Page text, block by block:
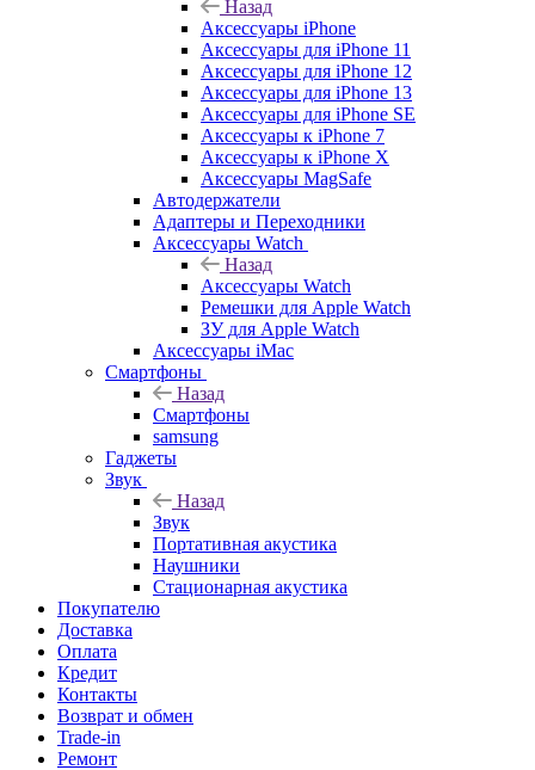
Назад
Аксессуары iPhone
Аксессуары для iPhone 11
Аксессуары для iPhone 12
Аксессуары для iPhone 13
Аксессуары для iPhone SE
Аксессуары к iPhone 7
Аксессуары к iPhone X
Аксессуары MagSafe
Автодержатели
Адаптеры и Переходники
Аксессуары Watch
Назад
Аксессуары Watch
Ремешки для Apple Watch
ЗУ для Apple Watch
Аксессуары iMac
Смартфоны
Назад
Смартфоны
samsung
Гаджеты
Звук
Назад
Звук
Портативная акустика
Наушники
Стационарная акустика
Покупателю
Доставка
Оплата
Кредит
Контакты
Возврат и обмен
Trade-in
Ремонт